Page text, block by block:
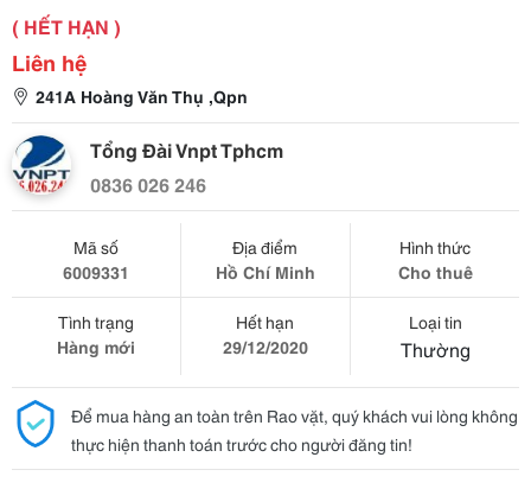
( HẾT HẠN )
Liên hệ
241A Hoàng Văn Thụ ,Qpn
Tổng Đài Vnpt Tphcm
0836 026 246
Mã số
6009331
Địa điểm
Hồ Chí Minh
Hình thức
Cho thuê
Tình trạng
Hàng mới
Hết hạn
29/12/2020
Loại tin
Thường
Để mua hàng an toàn trên Rao vặt, quý khách vui lòng không
thực hiện thanh toán trước cho người đăng tin!